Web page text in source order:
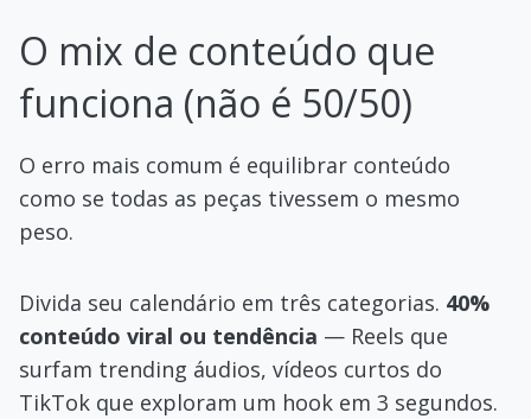
O mix de conteúdo que
funciona (não é 50/50)
O erro mais comum é equilibrar conteúdo
como se todas as peças tivessem o mesmo
peso.
Divida seu calendário em três categorias. 40%
conteúdo viral ou tendência — Reels que
surfam trending áudios, vídeos curtos do
TikTok que exploram um hook em 3 segundos.